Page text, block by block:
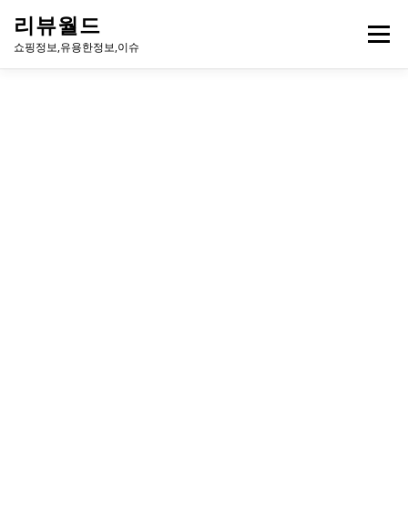
리뷰월드
쇼핑정보,유용한정보,이슈
메뉴